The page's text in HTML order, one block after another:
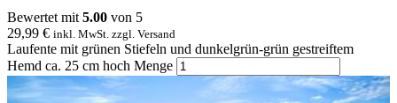
Bewertet mit 5.00 von 5
29,99 € inkl. MwSt. zzgl. Versand
Laufente mit grünen Stiefeln und dunkelgrün-grün gestreiftem
Hemd ca. 25 cm hoch Menge